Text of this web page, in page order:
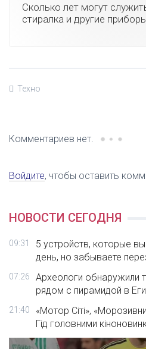
Сколько лет могут
стиралка и другие
Техно
Комментариев нет.
Войдите, чтобы оставить
НОВОСТИ СЕГОДНЯ
09:31
5 устройств, которые
день, но забываете
07:26
Археологи обнаружили
рядом с пирамидой в
21:40
«Мотор Сіті»,
Гід головними